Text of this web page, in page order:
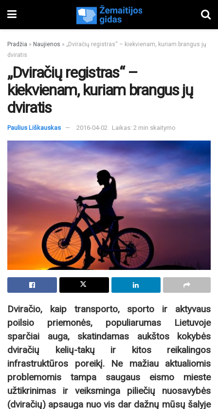
Pradžia » Naujienos » „Dviračių registras“ – kiekvienam, kuriam brangus jų
dviratis
„Dviračių registras“ –
kiekvienam, kuriam brangus jų
dviratis
Paulius Liškauskas 2016-04-02 Laikas: 2 min skaitymo
Dviračio, kaip transporto, sporto ir aktyvaus
poilsio priemonės, populiarumas Lietuvoje
sparčiai auga, skatindamas aukštos kokybės
dviračių kelių-takų ir kitos reikalingos
infrastruktūros poreikį. Ne mažiau aktualiomis
problemomis tampa saugaus eismo mieste
užtikrinimas ir veiksminga piliečių nuosavybės
(dviračių) apsauga nuo vis dar dažnų mūsų šalyje